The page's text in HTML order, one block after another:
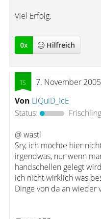
Viel Erfolg.
0x Hilfreich
7. November
Von LiQuiD_IcE
Status:
Frischling
@ wastl
Sry, ich möchte hier
irgendwas, nur wenn
handschellen gelegt
ich nicht wirklich was
Dinge von da an wieder